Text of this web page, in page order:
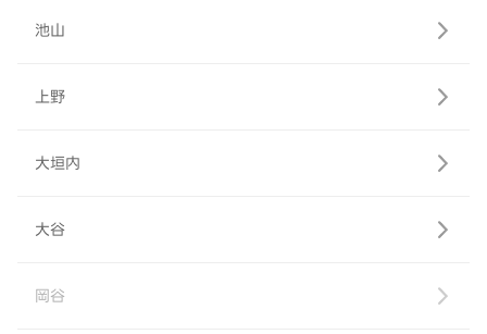
池山
上野
大垣内
大谷
岡谷